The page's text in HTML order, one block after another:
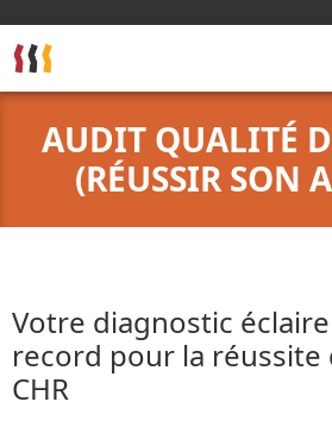
au
contenu
AUDIT QUALITÉ
(RÉUSSIR SON
Votre diagnostic
record pour la
CHR